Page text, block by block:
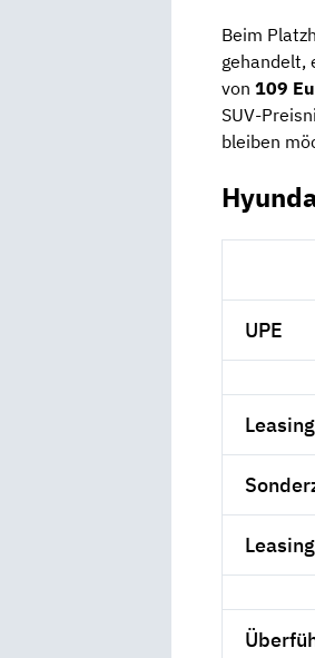
Beim
gehandelt,
von 109
SUV-
bleiben
UPE